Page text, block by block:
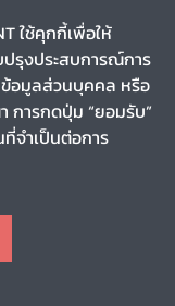
พระสมุทรเจดีย์
ใช้คุกกี้เพื่อให้
ปรุงประสบการณ์การ
ข้อมูลส่วนบุคคล หรือ
การกดปุ่ม “ยอมรับ”
จำเป็นต่อการ